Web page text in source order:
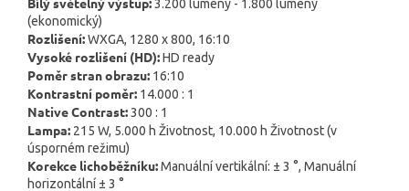
3.200 lumeny - 1.800 lumeny
(ekonomický)
Rozlišení:WXGA, 1280 x 800, 16:10
Vysoké rozlišení (HD):HD ready
Poměr stran obrazu: 16:10
Kontrastní poměr: 14.000 : 1
Native Contrast:300 : 1
Lampa: 215 W, 5.000 h Životnost, 10.000 h Životnost (v
úsporném režimu)
Korekce lichoběžníku:Manuální vertikální: ± 3 °, Manuální
horizontální ± 3 °